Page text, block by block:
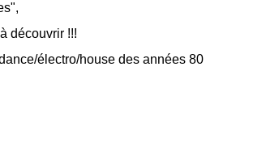
découvrir !!!
électro/house des années 80